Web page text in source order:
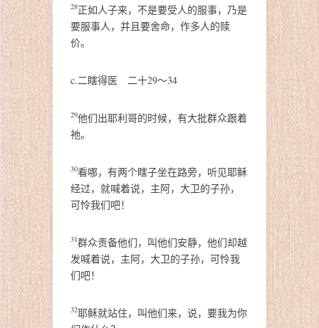
28正如人子来，不是要受人的服事，乃是
要服事人，并且要舍命，作多人的赎
价。
c.二瞎得医 二十29～34
29他们出耶利哥的时候，有大批群众跟着
祂。
30看哪，有两个瞎子坐在路旁，听见耶稣
经过，就喊着说，主阿，大卫的子孙，
可怜我们吧！
31群众责备他们，叫他们安静，他们却越
发喊着说，主阿，大卫的子孙，可怜我
们吧！
32耶稣就站住，叫他们来，说，要我为你